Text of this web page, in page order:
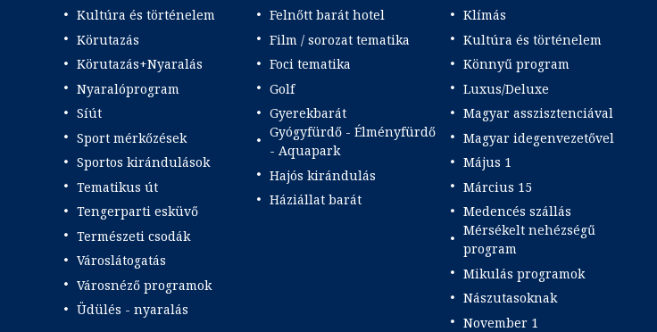
Kultúra és történelem
Körutazás
Körutazás+Nyaralás
Nyaralóprogram
Síút
Sport mérkőzések
Sportos kirándulások
Tematikus út
Tengerparti esküvő
Természeti csodák
Városlátogatás
Városnéző programok
Üdülés - nyaralás
Felnőtt barát hotel
Film / sorozat tematika
Foci tematika
Golf
Gyerekbarát
Gyógyfürdő - Élményfürdő
- Aquapark
Hajós kirándulás
Háziállat barát
Klímás
Kultúra és történelem
Könnyű program
Luxus/Deluxe
Magyar asszisztenciával
Magyar idegenvezetővel
Május 1
Március 15
Medencés szállás
Mérsékelt nehézségű
program
Mikulás programok
Nászutasoknak
November 1